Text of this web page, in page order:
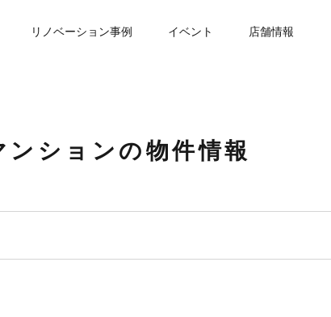
リノベーション事例 イベント 店舗情報
ションの物件情報